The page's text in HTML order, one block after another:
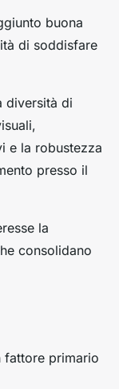
buona
di soddisfare
diversità di
e la robustezza
presso il
la
consolidano
fattore primario